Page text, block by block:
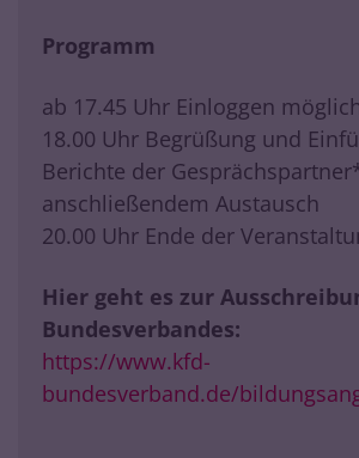
Programm
ab 17.45 Uhr Einloggen
18.00 Uhr Begrüßung und
Berichte der
anschließendem Austausch
20.00 Uhr Ende der
Hier geht es zur
Bundesverbandes:
https://www.kfd-
bundesverband.de/